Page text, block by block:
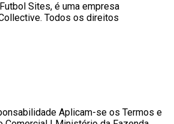
Sites, é uma empresa
Todos os direitos
Aplicam-se os Termos e